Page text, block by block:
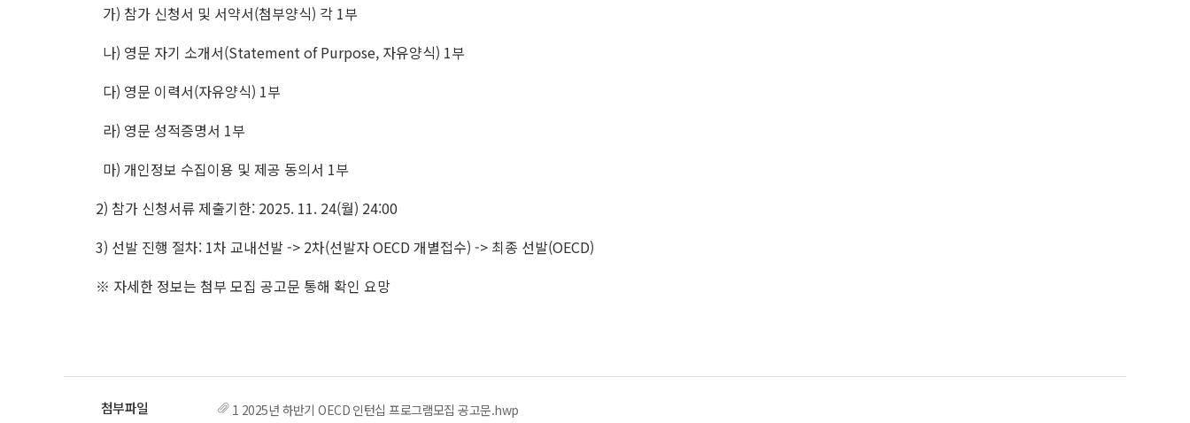
가) 참가 신청서 및 서약서(첨부양식) 각 1부
나) 영문 자기 소개서(Statement of Purpose, 자유양식) 1부
다) 영문 이력서(자유양식) 1부
라) 영문 성적증명서 1부
마) 개인정보 수집이용 및 제공 동의서 1부
2) 참가 신청서류 제출기한: 2025. 11. 24(월) 24:00
3) 선발 진행 절차: 1차 교내선발 -> 2차(선발자 OECD 개별접수) -> 최종 선발(OECD)
※ 자세한 정보는 첨부 모집 공고문 통해 확인 요망
1 2025년 하반기 OECD 인턴십 프로그램모집 공고문.hwp